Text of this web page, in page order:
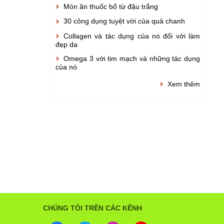
Món ăn thuốc bổ từ đậu trắng
30 công dụng tuyệt vời của quả chanh
Collagen và tác dụng của nó đối với làm
đẹp da
Omega 3 với tim mạch và những tác dụng
của nó
Xem thêm
CHÚNG TÔI TRÊN CÁC KÊNH